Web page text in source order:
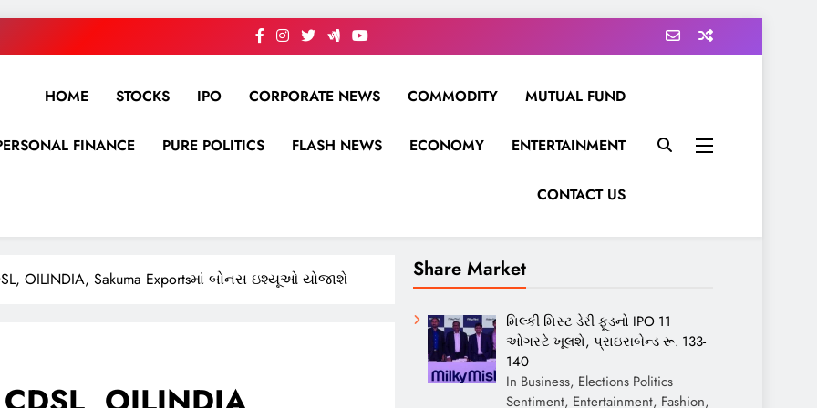
HOME STOCKS IPO CORPORATE NEWS COMMODITY MUTUAL FUND
FINANCE PURE POLITICS FLASH NEWS ECONOMY ENTERTAINMENT
CONTACT US
OILINDIA, Sakuma Exportsમાં બોનસ ઇશ્યૂઓ યોજાશે Share Market
મિલ્કી મિસ્ટ ડેરી ફૂડનો IPO 11
ઓગસ્ટે ખૂલશે, પ્રાઇસબેન્ડ રૂ. 133-
140
In Business, Elections Politics
Sentiment, Entertainment, Fashion,